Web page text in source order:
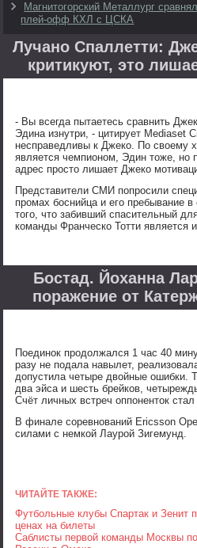
Магнитогорский Металлург
плей-офф КХЛ с ЦСКА
Лучано Спаллетти:
критикуют, это
- Вы всегда пытаетесь сравнить
Эдина изнутри, - цитирует Mediaset
несправедливы к Джеко. По своему
является чемпионом, Эдин тоже, но
адрес просто лишает Джеко
Представители СМИ попросили
промах боснийца и его пребывание
того, что забивший спасительный
команды Франческо Тотти является
Бостад. Йоханна
поражение от
Поединок продолжался 1 час 40
разу не подала навылет,
допустила четыре двойные ошибки.
два эйса и шесть брейков,
Счёт личных встреч оппоненток
В финале соревнований Ericsson
силами с немкой Лаурой Зигемунд.
ЧИТАЙТЕ ТАКЖЕ:
Футбольные клубы Спартак и Зенит
ценах на билеты
Саблисты первой команды Москвы